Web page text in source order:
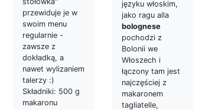
języku włoskim,
jako ragu alla
bolognese
pochodzi z
Bolonii we
Włoszech i
łączony tam jest
najczęściej z
makaronem
tagliatelle,
przewiduje je w
swoim menu
regularnie -
zawsze z
dokładką, a
nawet wylizaniem
talerzy :)
Składniki: 500 g
makaronu